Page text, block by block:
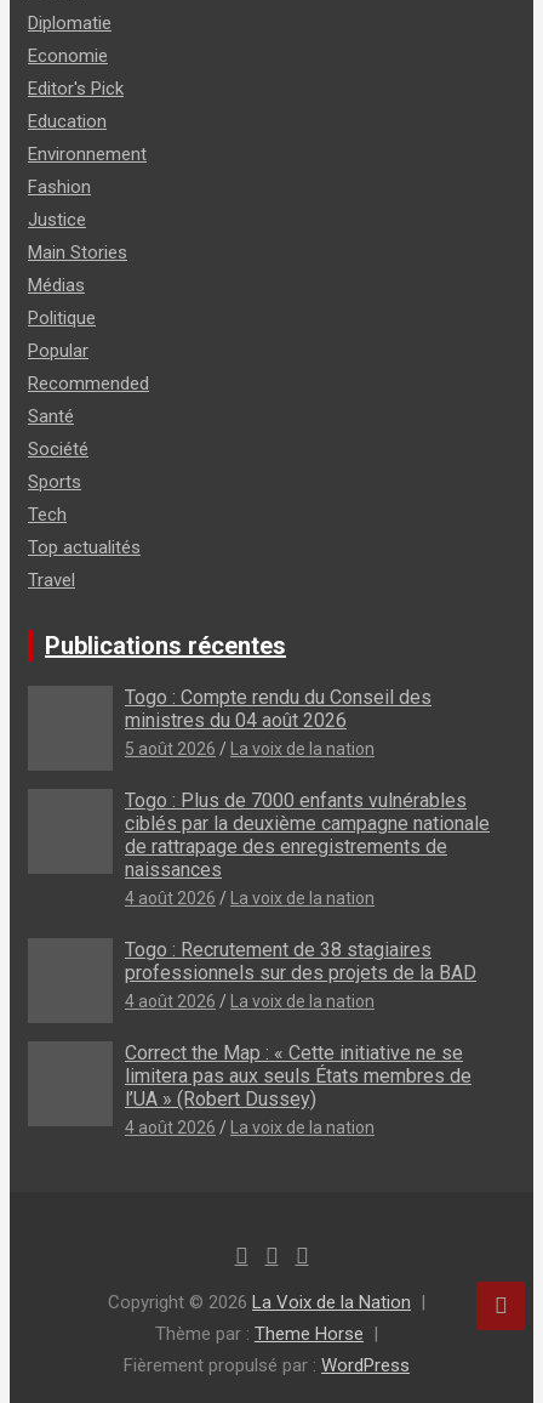
Diplomatie
Economie
Editor's Pick
Education
Environnement
Fashion
Justice
Main Stories
Médias
Politique
Popular
Recommended
Santé
Société
Sports
Tech
Top actualités
Travel
Publications récentes
Togo : Compte rendu du Conseil des
ministres du 04 août 2026
5 août 2026 La voix de la nation
Togo : Plus de 7000 enfants vulnérables
ciblés par la deuxième campagne nationale
de rattrapage des enregistrements de
naissances
4 août 2026 La voix de la nation
Togo : Recrutement de 38 stagiaires
professionnels sur des projets de la BAD
4 août 2026 La voix de la nation
Correct the Map : « Cette initiative ne se
limitera pas aux seuls États membres de
l’UA » (Robert Dussey)
4 août 2026 La voix de la nation
Copyright © 2026 La Voix de la Nation
Thème par : Theme Horse
Fièrement propulsé par : WordPress